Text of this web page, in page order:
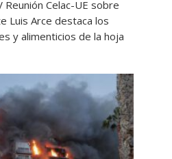
Reunión Celac-UE sobre
Luis Arce destaca los
y alimenticios de la hoja